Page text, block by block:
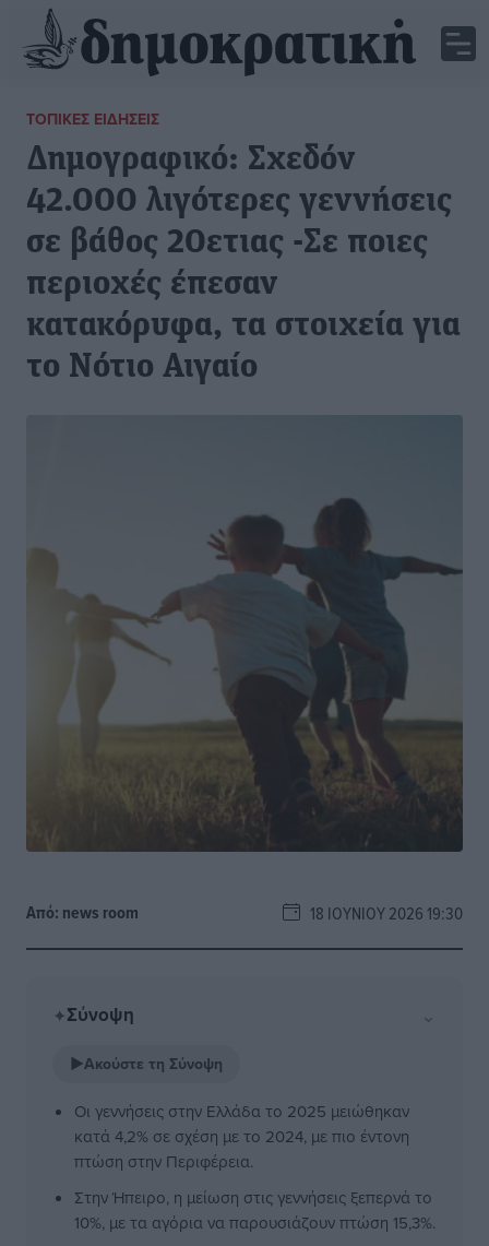
ΤΟΠΙΚΈΣ ΕΙΔΉΣΕΙΣ
Δημογραφικό: Σχεδόν
42.000 λιγότερες γεννήσεις
σε βάθος 20ετιας -Σε ποιες
περιοχές έπεσαν
κατακόρυφα, τα στοιχεία για
το Νότιο Αιγαίο
Από: news room 18 ΙΟΥΝΊΟΥ 2026 19:30
✦Σύνοψη ⌄
▶Ακούστε τη Σύνοψη
Οι γεννήσεις στην Ελλάδα το 2025 μειώθηκαν
κατά 4,2% σε σχέση με το 2024, με πιο έντονη
πτώση στην Περιφέρεια.
Στην Ήπειρο, η μείωση στις γεννήσεις ξεπερνά το
10%, με τα αγόρια να παρουσιάζουν πτώση 15,3%.